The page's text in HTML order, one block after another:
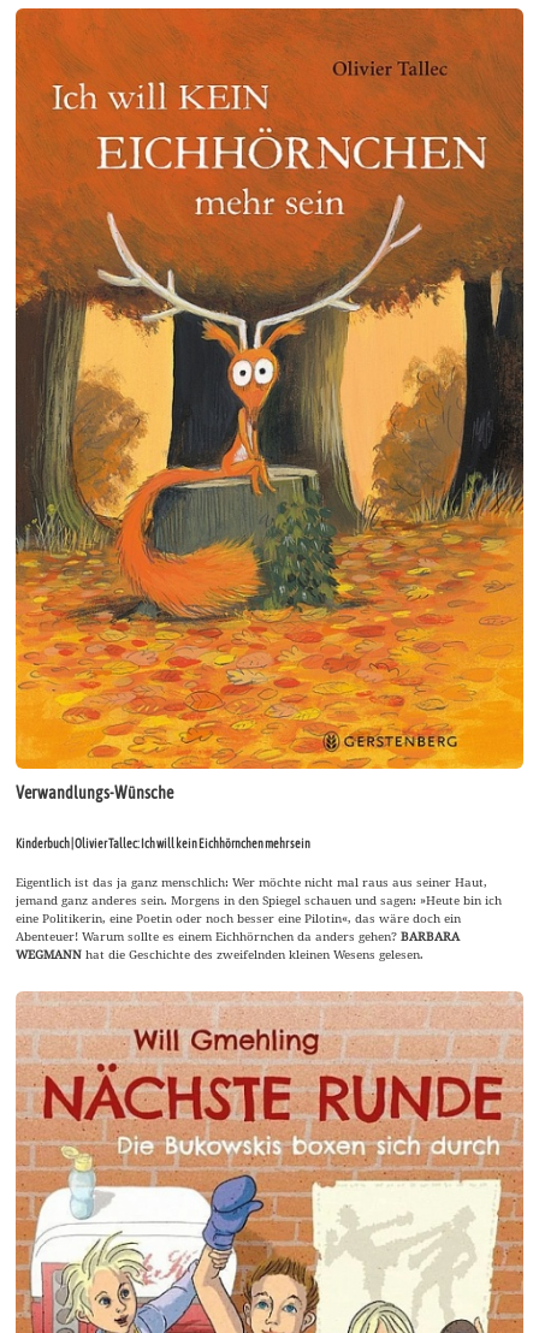
Verwandlungs-Wünsche
Kinderbuch | Olivier Tallec: Ich will kein Eichhörnchen mehr sein
Eigentlich ist das ja ganz menschlich: Wer möchte nicht mal raus aus seiner Haut,
jemand ganz anderes sein. Morgens in den Spiegel schauen und sagen: »Heute bin ich
eine Politikerin, eine Poetin oder noch besser eine Pilotin«, das wäre doch ein
Abenteuer! Warum sollte es einem Eichhörnchen da anders gehen?BARBARA
WEGMANNhat die Geschichte des zweifelnden kleinen Wesens gelesen.